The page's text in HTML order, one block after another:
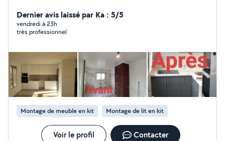
dynamique
Dernier avis laissé par Ka : 5/5
vendredi à 23h
très professionnel
Montage de meuble en kit Montage de lit en kit
Voir le profil Contacter